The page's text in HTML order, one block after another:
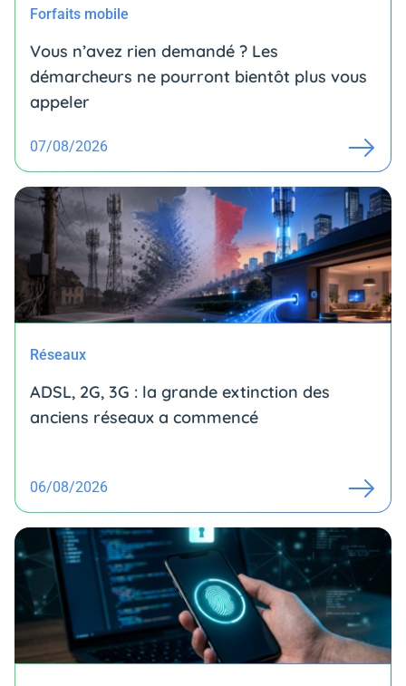
Forfaits mobile
Vous n’avez rien demandé ? Les
démarcheurs ne pourront bientôt plus vous
appeler
07/08/2026
Réseaux
ADSL, 2G, 3G : la grande extinction des
anciens réseaux a commencé
06/08/2026